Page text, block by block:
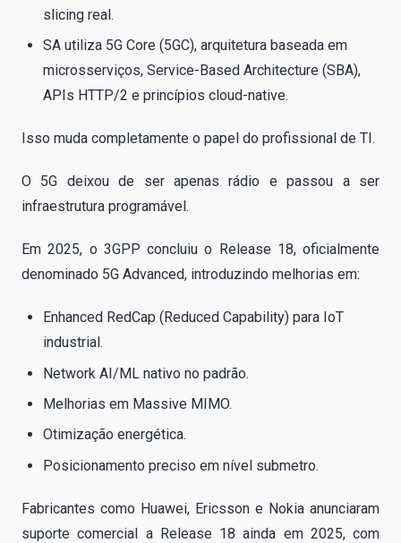
slicing real.
SA utiliza 5G Core (5GC), arquitetura baseada em
microsserviços, Service-Based Architecture (SBA),
APIs HTTP/2 e princípios cloud-native.
Isso muda completamente o papel do profissional de TI.
O 5G deixou de ser apenas rádio e passou a ser
infraestrutura programável.
Em 2025, o 3GPP concluiu o Release 18, oficialmente
denominado 5G Advanced, introduzindo melhorias em:
Enhanced RedCap (Reduced Capability) para IoT
industrial.
Network AI/ML nativo no padrão.
Melhorias em Massive MIMO.
Otimização energética.
Posicionamento preciso em nível submetro.
Fabricantes como Huawei, Ericsson e Nokia anunciaram
suporte comercial a Release 18 ainda em 2025, com